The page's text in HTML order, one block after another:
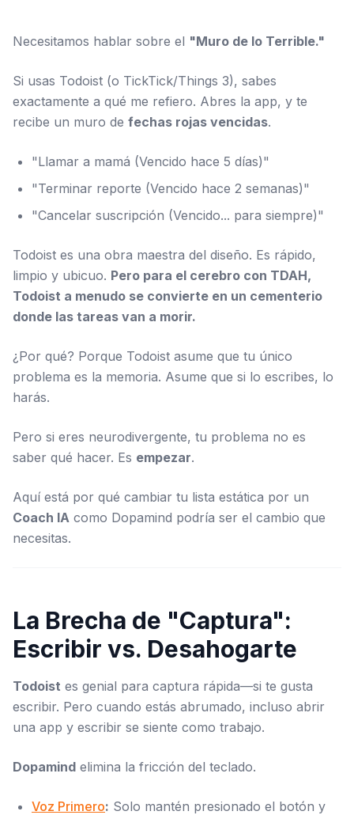
Necesitamos hablar sobre el "Muro de lo Terrible."
Si usas Todoist (o TickTick/Things 3), sabes
exactamente a qué me refiero. Abres la app, y te
recibe un muro de fechas rojas vencidas.
"Llamar a mamá (Vencido hace 5 días)"
"Terminar reporte (Vencido hace 2 semanas)"
"Cancelar suscripción (Vencido... para siempre)"
Todoist es una obra maestra del diseño. Es rápido,
limpio y ubicuo. Pero para el cerebro con TDAH,
Todoist a menudo se convierte en un cementerio
donde las tareas van a morir.
¿Por qué? Porque Todoist asume que tu único
problema es la memoria. Asume que si lo escribes, lo
harás.
Pero si eres neurodivergente, tu problema no es
saber qué hacer. Es empezar.
Aquí está por qué cambiar tu lista estática por un
Coach IA como Dopamind podría ser el cambio que
necesitas.
La Brecha de "Captura":
Escribir vs. Desahogarte
Todoist es genial para captura rápida—si te gusta
escribir. Pero cuando estás abrumado, incluso abrir
una app y escribir se siente como trabajo.
Dopamind elimina la fricción del teclado.
Voz Primero: Solo mantén presionado el botón y